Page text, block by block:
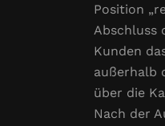
Position
Abschluss
Kunden
außerhalb
über die
Nach der